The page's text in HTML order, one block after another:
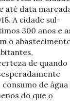
até data
A cidade sul-
300 anos e
o
de quando
de água
do que o